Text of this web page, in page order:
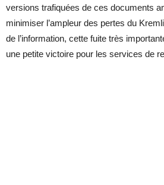
versions trafiquées de ces documents
minimiser l’ampleur des pertes du
de l’information, cette fuite très
une petite victoire pour les services de